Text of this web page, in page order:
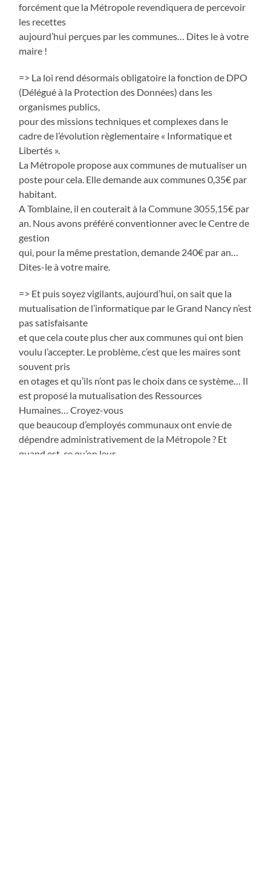
forcément que la Métropole revendiquera de percevoir
les recettes
aujourd’hui perçues par les communes… Dites le à votre
maire !
=> La loi rend désormais obligatoire la fonction de DPO
(Délégué à la Protection des Données) dans les
organismes publics,
pour des missions techniques et complexes dans le
cadre de l’évolution règlementaire « Informatique et
Libertés ».
La Métropole propose aux communes de mutualiser un
poste pour cela. Elle demande aux communes 0,35€ par
habitant.
A Tomblaine, il en couterait à la Commune 3055,15€ par
an. Nous avons préféré conventionner avec le Centre de
gestion
qui, pour la même prestation, demande 240€ par an…
Dites-le à votre maire.
=> Et puis soyez vigilants, aujourd’hui, on sait que la
mutualisation de l’informatique par le Grand Nancy n’est
pas satisfaisante
et que cela coute plus cher aux communes qui ont bien
voulu l’accepter. Le problème, c’est que les maires sont
souvent pris
en otages et qu’ils n’ont pas le choix dans ce système… Il
est proposé la mutualisation des Ressources
Humaines… Croyez-vous
que beaucoup d’employés communaux ont envie de
dépendre administrativement de la Métropole ? Et
quand est-ce qu’on leur